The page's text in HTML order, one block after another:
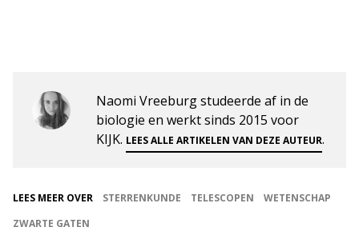
Naomi Vreeburg studeerde af in de
biologie en werkt sinds 2015 voor
KIJK. LEES ALLE ARTIKELEN VAN DEZE AUTEUR.
LEES MEER OVER STERRENKUNDE TELESCOPEN
WETENSCHAP
ZWARTE GATEN